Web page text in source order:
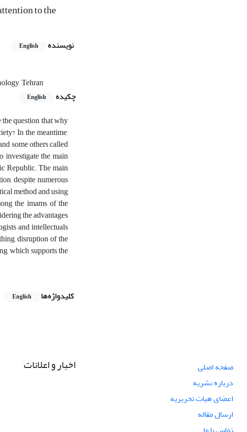
to the
نویسنده English
Tehran
چکیده
English
question that why
In the meantime,
some others called
investigate the main
Republic. The main
despite numerous
method and using
the imams of the
the advantages
and intellectuals
disruption of the
which supports the
کلیدواژه‌ها English
صفحه اصلی
درباره نشریه
اعضای هیات تحریریه
ارسال مقاله
اخبار و اعلانات